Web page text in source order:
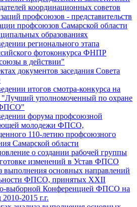
координационных советов
профсоюзов - представительств
профсоюзов Самарской области
образованиях
регионального этапа
фотоконкурса ФНПР
в действии"
документов заседания Совета
итогов смотра-конкурса на
"Лучший уполномоченный по охране
ФПСО"
форума профсоюзной
молодежи ФПСО,
110-летию профсоюзного
Самарской области
о создании рабочей группы
изменений в Устав ФПСО
выполнения основных направлений
ФПСО, принятых XXII
выборной Конференцией ФПСО на
2015 г.г.